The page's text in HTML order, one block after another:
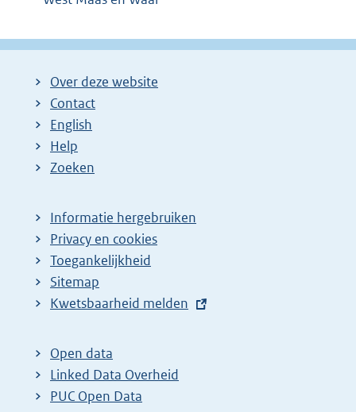
:l
Over deze website
Contact
English
Help
Zoeken
Informatie hergebruiken
Privacy en cookies
Toegankelijkheid
Sitemap
E
t
e
r
Kwetsbaarheid melden
Open data
Linked Data Overheid
PUC Open Data